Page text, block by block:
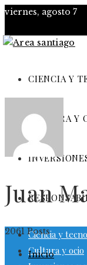
viernes, agosto 7
CIENCIA Y
CULTURA Y
Ciencia y
Cultura y ocio
Juan
2061 Posts
Inicio